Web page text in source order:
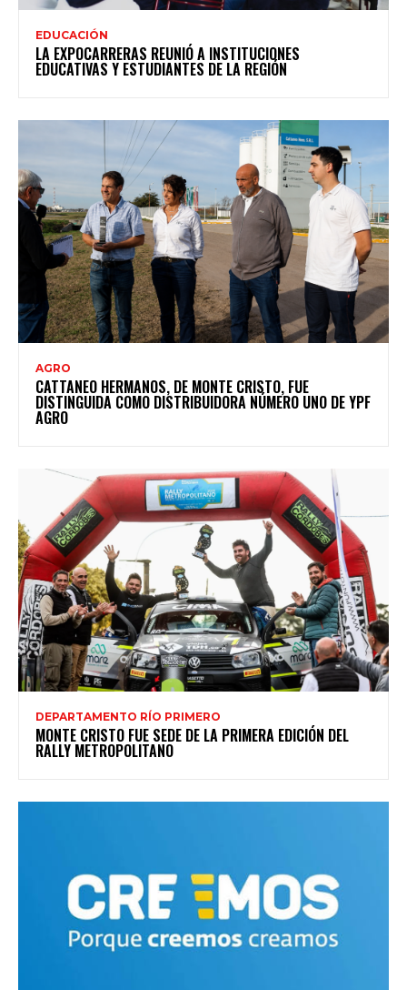
EDUCACIÓN
LA EXPOCARRERAS REUNIÓ A INSTITUCIONES
EDUCATIVAS Y ESTUDIANTES DE LA REGIÓN
AGRO
CATTANEO HERMANOS, DE MONTE CRISTO, FUE
DISTINGUIDA COMO DISTRIBUIDORA NÚMERO UNO DE YPF
AGRO
DEPARTAMENTO RÍO PRIMERO
MONTE CRISTO FUE SEDE DE LA PRIMERA EDICIÓN DEL
RALLY METROPOLITANO